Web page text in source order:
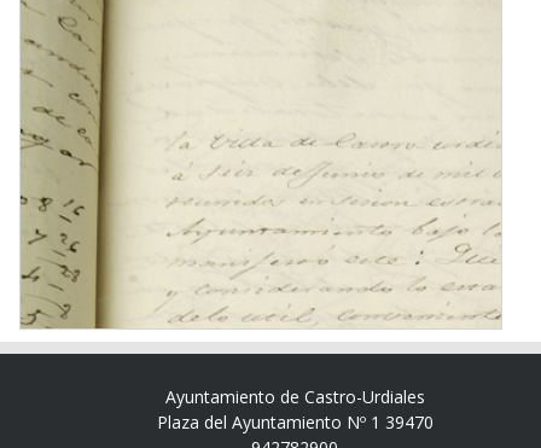
Ayuntamiento de Castro-Urdiales
Plaza del Ayuntamiento Nº 1 39470